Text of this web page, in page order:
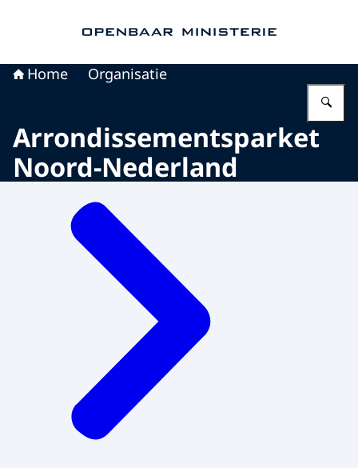
Home Organisatie
Arrondissementsparket
Noord-Nederland